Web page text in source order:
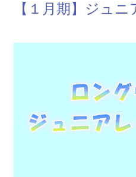
【１月期】ジュ